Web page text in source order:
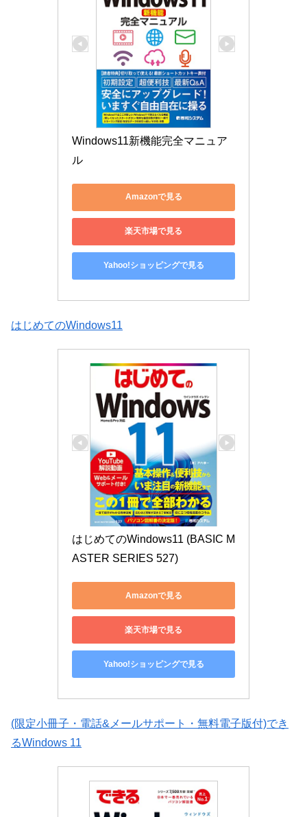
Windows11新機能完全マニュア
ル
Amazonで見る
楽天市場で見る
Yahoo!ショッピングで見る
はじめてのWindows11
はじめてのWindows11 (BASIC M
ASTER SERIES 527)
Amazonで見る
楽天市場で見る
Yahoo!ショッピングで見る
(限定小冊子・電話&メールサポート・無料電子版付)でき
るWindows 11